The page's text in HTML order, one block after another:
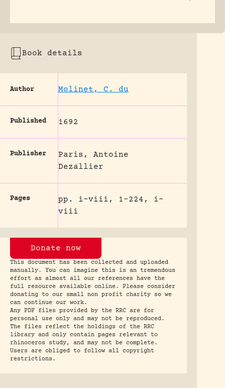
Book details
Author Molinet, C. du
Published 1692
Publisher
Paris, Antoine
Dezallier
Pages
pp. i-viii, 1-224, i-
viii
Donate now
This document has been collected and uploaded
manually. You can imagine this is an tremendous
effort as almost all our references have the
full resource available online. Please consider
donating to our small non profit charity so we
can continue our work.
Any PDF files provided by the RRC are for
personal use only and may not be reproduced.
The files reflect the holdings of the RRC
library and only contain pages relevant to
rhinoceros study, and may not be complete.
Users are obliged to follow all copyright
restrictions.